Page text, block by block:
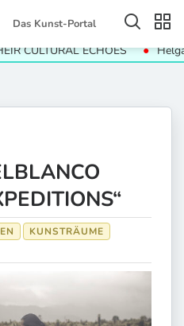
Das Kunst-Portal
ECHOES Helga
KUNSTRÄUME